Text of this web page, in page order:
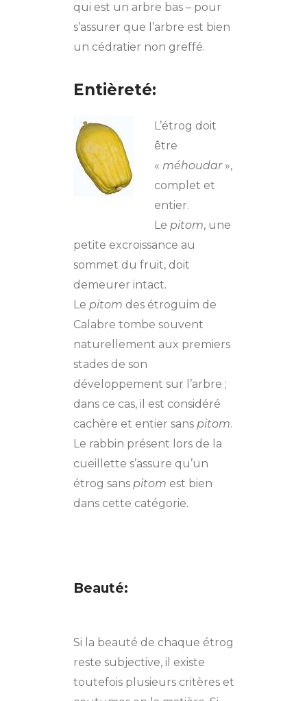
qui est un arbre bas – pour
s’assurer que l’arbre est bien
un cédratier non greffé.
Entièreté:
L’étrog doit
être
« méhoudar»,
complet et
entier.
Le pitom, une
petite excroissance au
sommet du fruit, doit
demeurer intact.
Le pitom des étroguim de
Calabre tombe souvent
naturellement aux premiers
stades de son
développement sur l’arbre ;
dans ce cas, il est considéré
cachère et entier sans pitom.
Le rabbin présent lors de la
cueillette s’assure qu’un
étrog sans pitom est bien
dans cette catégorie.
Beauté:
Si la beauté de chaque étrog
reste subjective, il existe
toutefois plusieurs critères et